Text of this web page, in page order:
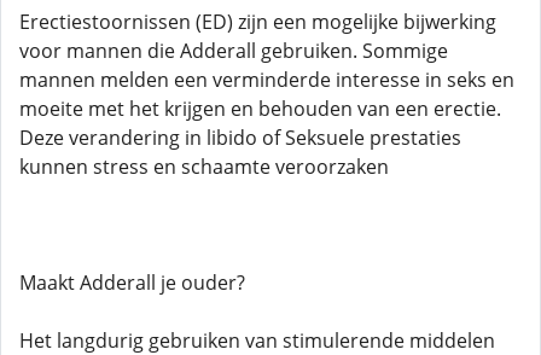
Erectiestoornissen (ED) zijn een mogelijke bijwerking
voor mannen die Adderall gebruiken. Sommige
mannen melden een verminderde interesse in seks en
moeite met het krijgen en behouden van een erectie.
Deze verandering in libido of Seksuele prestaties
kunnen stress en schaamte veroorzaken
Maakt Adderall je ouder?
Het langdurig gebruiken van stimulerende middelen